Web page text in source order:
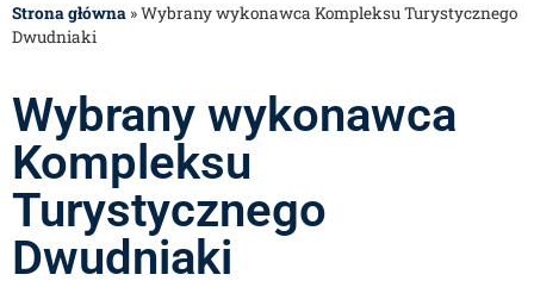
Strona główna »Wybrany wykonawca Kompleksu Turystycznego
Dwudniaki
Wybrany wykonawca
Kompleksu
Turystycznego
Dwudniaki